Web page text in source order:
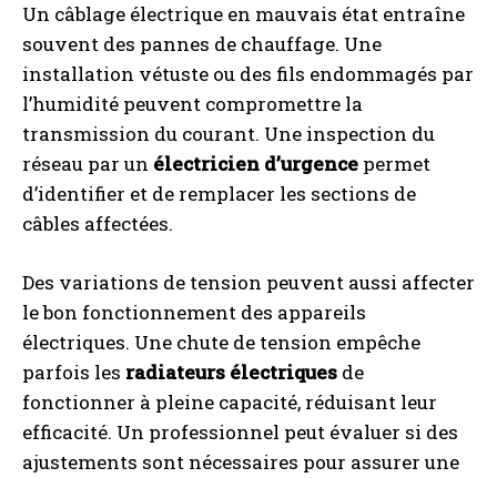
Un câblage électrique en mauvais état entraîne
souvent des pannes de chauffage. Une
installation vétuste ou des fils endommagés par
l’humidité peuvent compromettre la
transmission du courant. Une inspection du
réseau par un électricien d’urgence permet
d’identifier et de remplacer les sections de
câbles affectées.
Des variations de tension peuvent aussi affecter
le bon fonctionnement des appareils
électriques. Une chute de tension empêche
parfois les radiateurs électriques de
fonctionner à pleine capacité, réduisant leur
efficacité. Un professionnel peut évaluer si des
ajustements sont nécessaires pour assurer une